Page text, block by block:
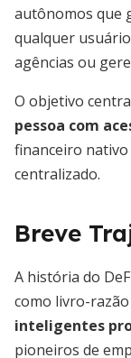
autônomos que
qualquer
agências ou
O objetivo
pessoa com
financeiro
centralizado.
Breve
A história do
como livro-
inteligentes
pioneiros de